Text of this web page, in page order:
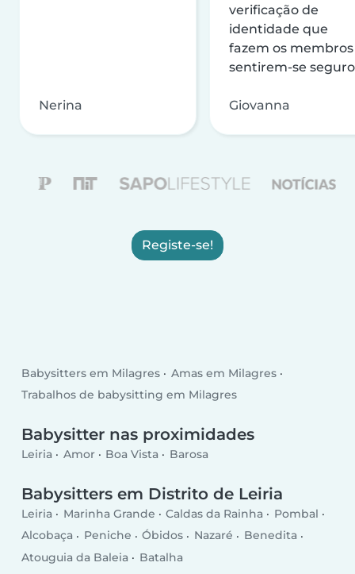
Nerina
verificação de
identidade que
fazem os membros
sentirem-se
Giovanna
Registe-se!
Babysitters em Milagres
Amas em Milagres
Trabalhos de babysitting em Milagres
Babysitter nas proximidades
Leiria Amor Boa Vista Barosa
Babysitters em Distrito de Leiria
Leiria Marinha Grande Caldas da Rainha
Pombal
Alcobaça
Peniche Óbidos Nazaré
Benedita
Atouguia da Baleia
Batalha